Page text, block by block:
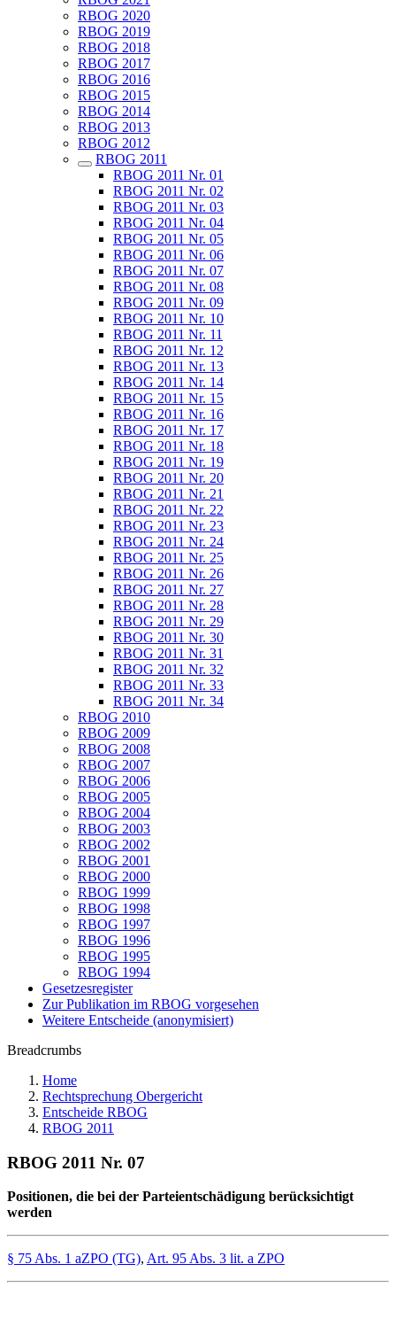
RBOG 2020
RBOG 2019
RBOG 2018
RBOG 2017
RBOG 2016
RBOG 2015
RBOG 2014
RBOG 2013
RBOG 2012
RBOG 2011
RBOG 2011 Nr. 01
RBOG 2011 Nr. 02
RBOG 2011 Nr. 03
RBOG 2011 Nr. 04
RBOG 2011 Nr. 05
RBOG 2011 Nr. 06
RBOG 2011 Nr. 07
RBOG 2011 Nr. 08
RBOG 2011 Nr. 09
RBOG 2011 Nr. 10
RBOG 2011 Nr. 11
RBOG 2011 Nr. 12
RBOG 2011 Nr. 13
RBOG 2011 Nr. 14
RBOG 2011 Nr. 15
RBOG 2011 Nr. 16
RBOG 2011 Nr. 17
RBOG 2011 Nr. 18
RBOG 2011 Nr. 19
RBOG 2011 Nr. 20
RBOG 2011 Nr. 21
RBOG 2011 Nr. 22
RBOG 2011 Nr. 23
RBOG 2011 Nr. 24
RBOG 2011 Nr. 25
RBOG 2011 Nr. 26
RBOG 2011 Nr. 27
RBOG 2011 Nr. 28
RBOG 2011 Nr. 29
RBOG 2011 Nr. 30
RBOG 2011 Nr. 31
RBOG 2011 Nr. 32
RBOG 2011 Nr. 33
RBOG 2011 Nr. 34
RBOG 2010
RBOG 2009
RBOG 2008
RBOG 2007
RBOG 2006
RBOG 2005
RBOG 2004
RBOG 2003
RBOG 2002
RBOG 2001
RBOG 2000
RBOG 1999
RBOG 1998
RBOG 1997
RBOG 1996
RBOG 1995
RBOG 1994
Gesetzesregister
Zur Publikation im RBOG vorgesehen
Weitere Entscheide (anonymisiert)
Breadcrumbs
Home
Rechtsprechung Obergericht
Entscheide RBOG
RBOG 2011
RBOG 2011 Nr. 07
Positionen, die bei der Parteientschädigung berücksichtigt
werden
§ 75 Abs. 1 aZPO (TG), Art. 95 Abs. 3 lit. a ZPO